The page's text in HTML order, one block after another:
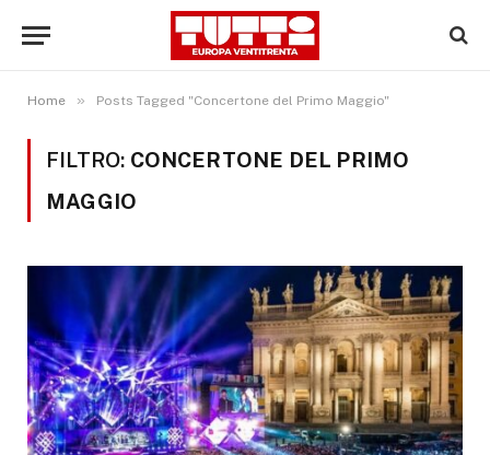
Home » Posts Tagged "Concertone del Primo Maggio"
FILTRO: CONCERTONE DEL PRIMO
MAGGIO